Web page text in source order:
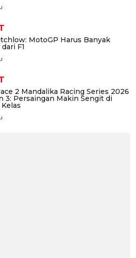
MotoGP Harus Banyak
F1
2 Mandalika Racing Series 2026
3: Persaingan Makin Sengit di